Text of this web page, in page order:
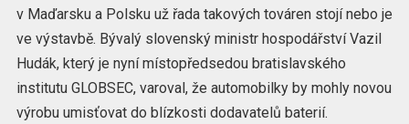
v Maďarsku a Polsku už řada takových továren stojí nebo je
ve výstavbě. Bývalý slovenský ministr hospodářství Vazil
Hudák, který je nyní místopředsedou bratislavského
institutu GLOBSEC, varoval, že automobilky by mohly novou
výrobu umisťovat do blízkosti dodavatelů baterií.